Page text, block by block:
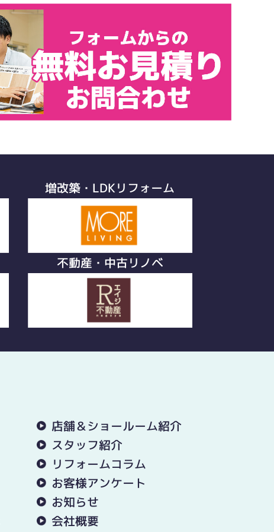
増改築・LDKリフォーム
不動産・中古リノベ
店舗＆ショールーム紹介
スタッフ紹介
リフォームコラム
お客様アンケート
お知らせ
会社概要